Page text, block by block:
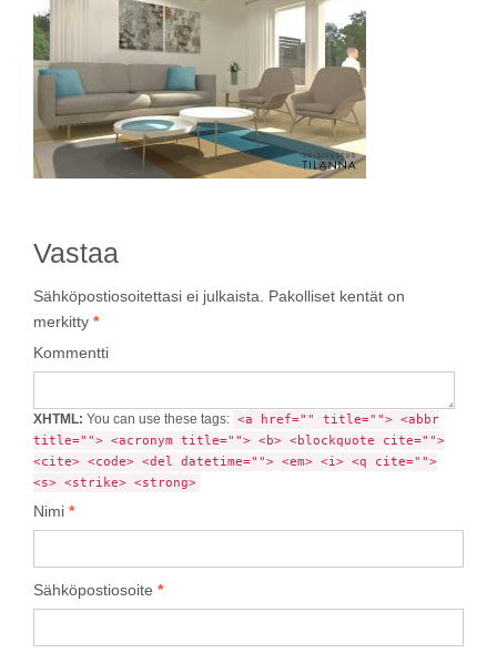
Vastaa
Sähköpostiosoitettasi ei julkaista.
Pakolliset kentät on
merkitty *
Kommentti
XHTML: You can use these tags: <a href="" title=""> <abbr
title=""> <acronym title=""> <b> <blockquote cite="">
<cite> <code> <del datetime=""> <em> <i> <q cite="">
<s> <strike> <strong>
Nimi *
Sähköpostiosoite *